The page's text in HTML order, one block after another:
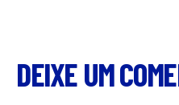
DEIXE UM